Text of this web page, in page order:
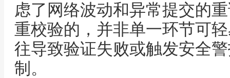
虑了网络波动和异常提交的
重校验的，并非单一环节可
往导致验证失败或触发安全
制。